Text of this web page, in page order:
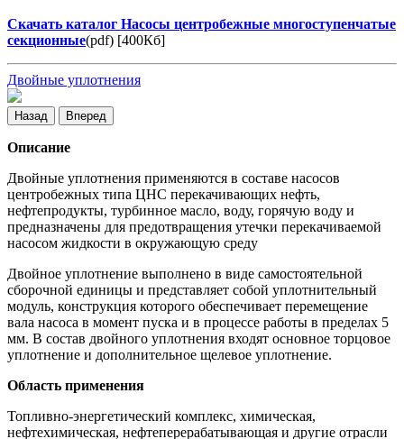
Скачать каталог Насосы центробежные многоступенчатые
секционные(pdf) [400Кб]
Двойные уплотнения
Назад Вперед
Описание
Двойные уплотнения применяются в составе насосов
центробежных типа ЦНС перекачивающих нефть,
нефтепродукты, турбинное масло, воду, горячую воду и
предназначены для предотвращения утечки перекачиваемой
насосом жидкости в окружающую среду
Двойное уплотнение выполнено в виде самостоятельной
сборочной единицы и представляет собой уплотнительный
модуль, конструкция которого обеспечивает перемещение
вала насоса в момент пуска и в процессе работы в пределах 5
мм. В состав двойного уплотнения входят основное торцовое
уплотнение и дополнительное щелевое уплотнение.
Область применения
Топливно-энергетический комплекс, химическая,
нефтехимическая, нефтеперерабатывающая и другие отрасли